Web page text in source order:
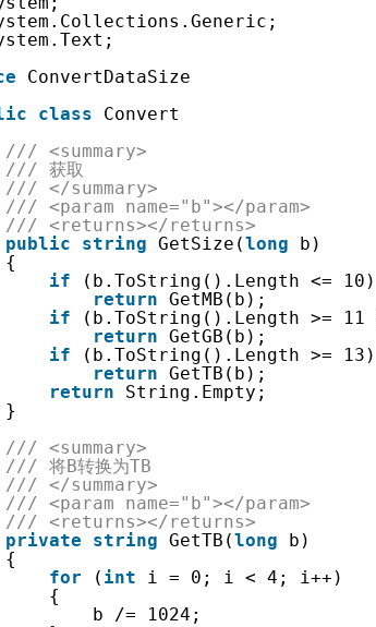
ConvertDataSize
class
Convert
/// <summary>
/// 获取
/// </summary>
/// <param name="b"></param>
/// <returns></returns>
public
string GetSize(long
b)
{
if
(b.ToString().Length <= 10)
return GetMB(b);
if
(b.ToString().Length >= 11
return GetGB(b);
if
(b.ToString().Length >= 13)
return GetTB(b);
return
String.Empty;
}
/// <summary>
/// 将B转换为TB
/// </summary>
/// <param name="b"></param>
/// <returns></returns>
private
string GetTB(long
b)
{
for
( int
i = 0; i < 4; i++)
{
b /= 1024;